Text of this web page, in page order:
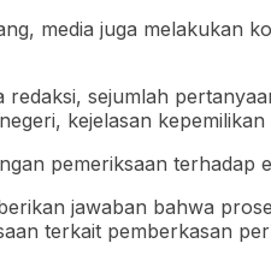
media juga melakukan
sejumlah
kejelasan
pemeriksaan
jawaban bahwa
terkait pemberkasan